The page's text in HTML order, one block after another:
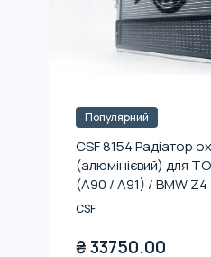
Популярний
CSF 8154 Радіатор
(алюмінієвий) для
(A90 / A91) / BMW
(G20 / G21) B58 Engine
CSF
₴33750.00